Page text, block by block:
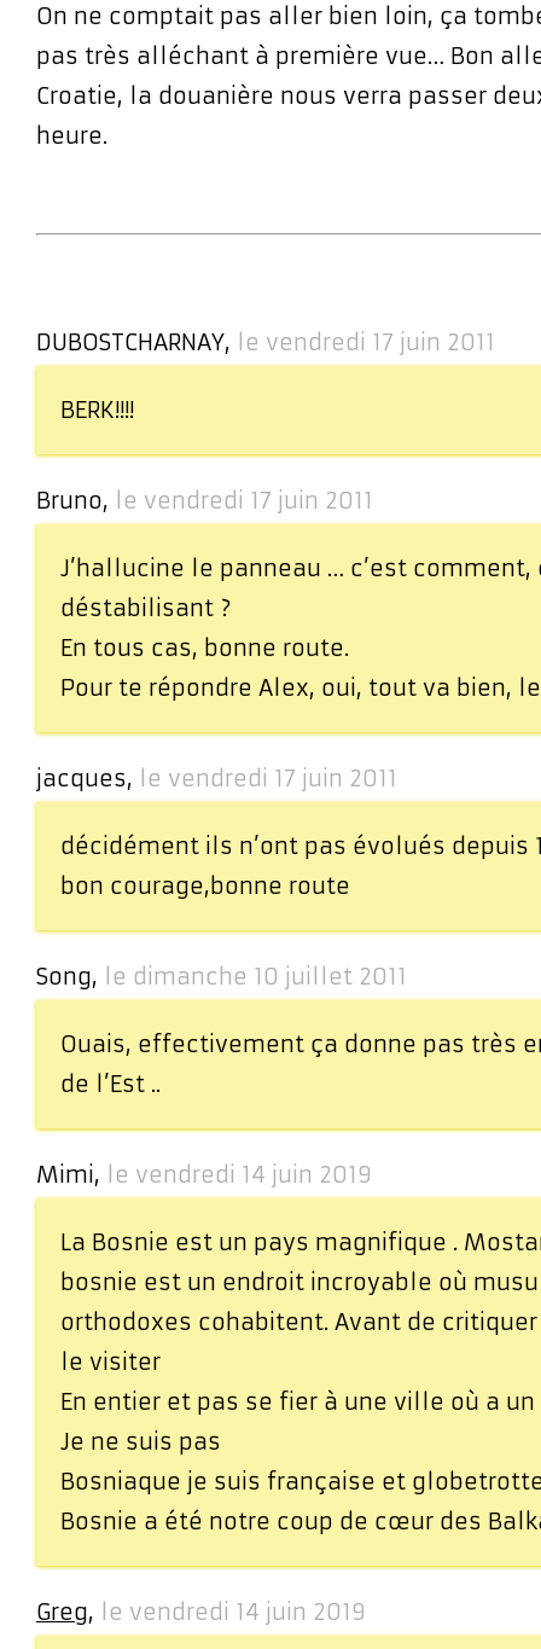
On ne comptait pas aller bien loin, ça
pas très alléchant à première vue… Bon
Croatie, la douanière nous verra passer
heure.
DUBOSTCHARNAY, le vendredi 17 juin 2011
BERK!!!!
Bruno, le vendredi 17 juin 2011
J’hallucine le panneau … c’est
déstabilisant ?
En tous cas, bonne route.
Pour te répondre Alex, oui, tout va bien,
jacques, le vendredi 17 juin 2011
décidément ils n’ont pas évolués depuis
bon courage,bonne route
Song, le dimanche 10 juillet 2011
Ouais, effectivement ça donne pas très
de l’Est ..
Mimi, le vendredi 14 juin 2019
La Bosnie est un pays magnifique .
bosnie est un endroit incroyable où
orthodoxes cohabitent. Avant de
le visiter
En entier et pas se fier à une ville où a
Je ne suis pas
Bosniaque je suis française et
Bosnie a été notre coup de cœur des
Greg, le vendredi 14 juin 2019